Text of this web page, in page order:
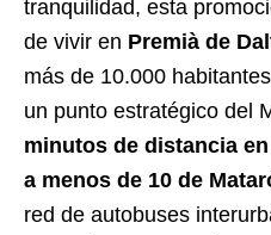
tranquilidad, esta
de vivir en Premià de
más de 10.000
un punto estratégico del
minutos de distancia
a menos de 10 de
red de autobuses